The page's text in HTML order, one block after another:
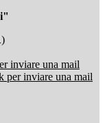
inviare una mail
per inviare una mail